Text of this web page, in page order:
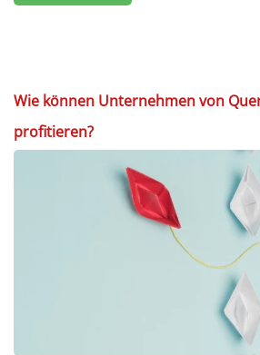
Wie können Unternehmen von
profitieren?